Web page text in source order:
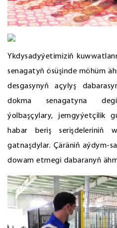
Ykdysadyýetimiziň
senagatyň ösüşinde möhüm
desgasynyň açylyş
dokma senagatyna
ýolbaşçylary, jemgyýetçilik
habar beriş serişdeleriniň
gatnaşdylar. Çäräniň aýdym-
dowam etmegi dabaranyň